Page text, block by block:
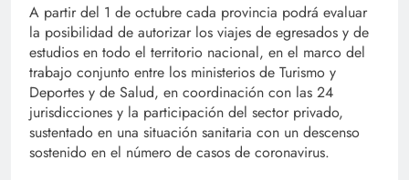
A partir del 1 de octubre cada provincia podrá evaluar
la posibilidad de autorizar los viajes de egresados y de
estudios en todo el territorio nacional, en el marco del
trabajo conjunto entre los ministerios de Turismo y
Deportes y de Salud, en coordinación con las 24
jurisdicciones y la participación del sector privado,
sustentado en una situación sanitaria con un descenso
sostenido en el número de casos de coronavirus.